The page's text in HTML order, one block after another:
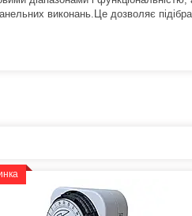
виконань.Це дозволяє